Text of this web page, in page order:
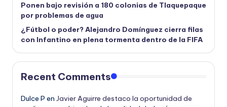
Ponen bajo revisión a 180 colonias de Tlaquepaque
por problemas de agua
¿Fútbol o poder? Alejandro Domínguez cierra filas
con Infantino en plena tormenta dentro de la FIFA
Recent Comments
Dulce P en Javier Aguirre destaco la oportunidad de